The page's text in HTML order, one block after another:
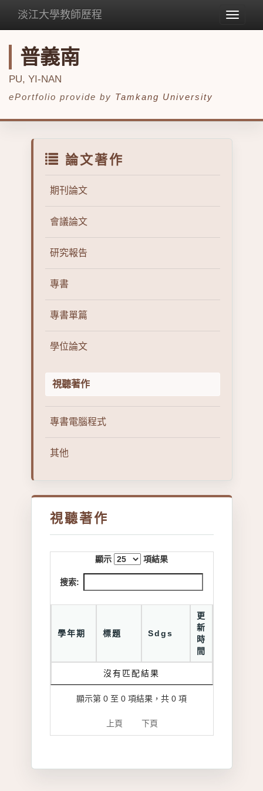
Toggle
淡江大學教師歷程
普義南
PU, YI-NAN
ePortfolio provide by Tamkang University
論文著作
期刊論文
會議論文
研究報告
專書
專書單篇
學位論文
視聽著作
專書電腦程式
其他
視聽著作
顯示 項結果
搜索:
學年期 標題 Sdgs
更
新
時
間
沒有匹配結果
顯示第 0 至 0 項結果，共 0 項
上頁 下頁